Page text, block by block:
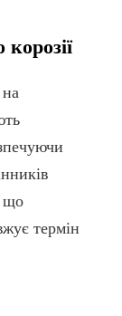
що
термін